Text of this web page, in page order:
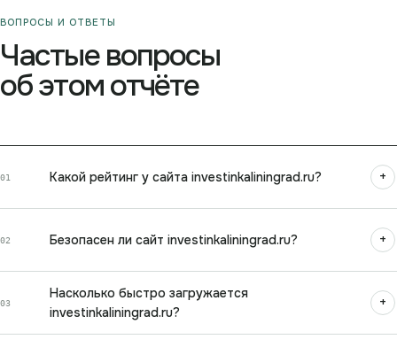
ВОПРОСЫ И ОТВЕТЫ
Частые вопросы
об этом отчёте
01 Какой рейтинг у сайта investinkaliningrad.ru? +
02 Безопасен ли сайт investinkaliningrad.ru? +
03
Насколько быстро загружается
investinkaliningrad.ru?
+